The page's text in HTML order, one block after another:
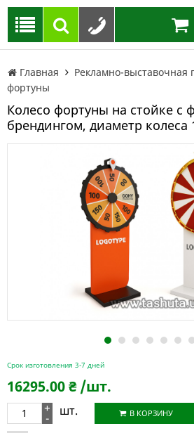
Главная Рекламно-выставочная
фортуны
Колесо фортуны на стойке с
брендингом, диаметр колеса
1 2 3 4 5 6 7
Срок изготовления 3-7 дней
16295.00₴ /шт.
+
- шт. В КОРЗИНУ